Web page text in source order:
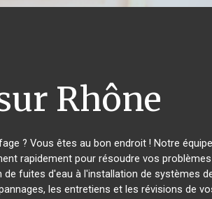
Rhône
? Vous êtes au bon endroit ! Notre
rapidement pour résoudre vos
fuites d'eau à l'installation de systèmes
les entretiens et les révisions de